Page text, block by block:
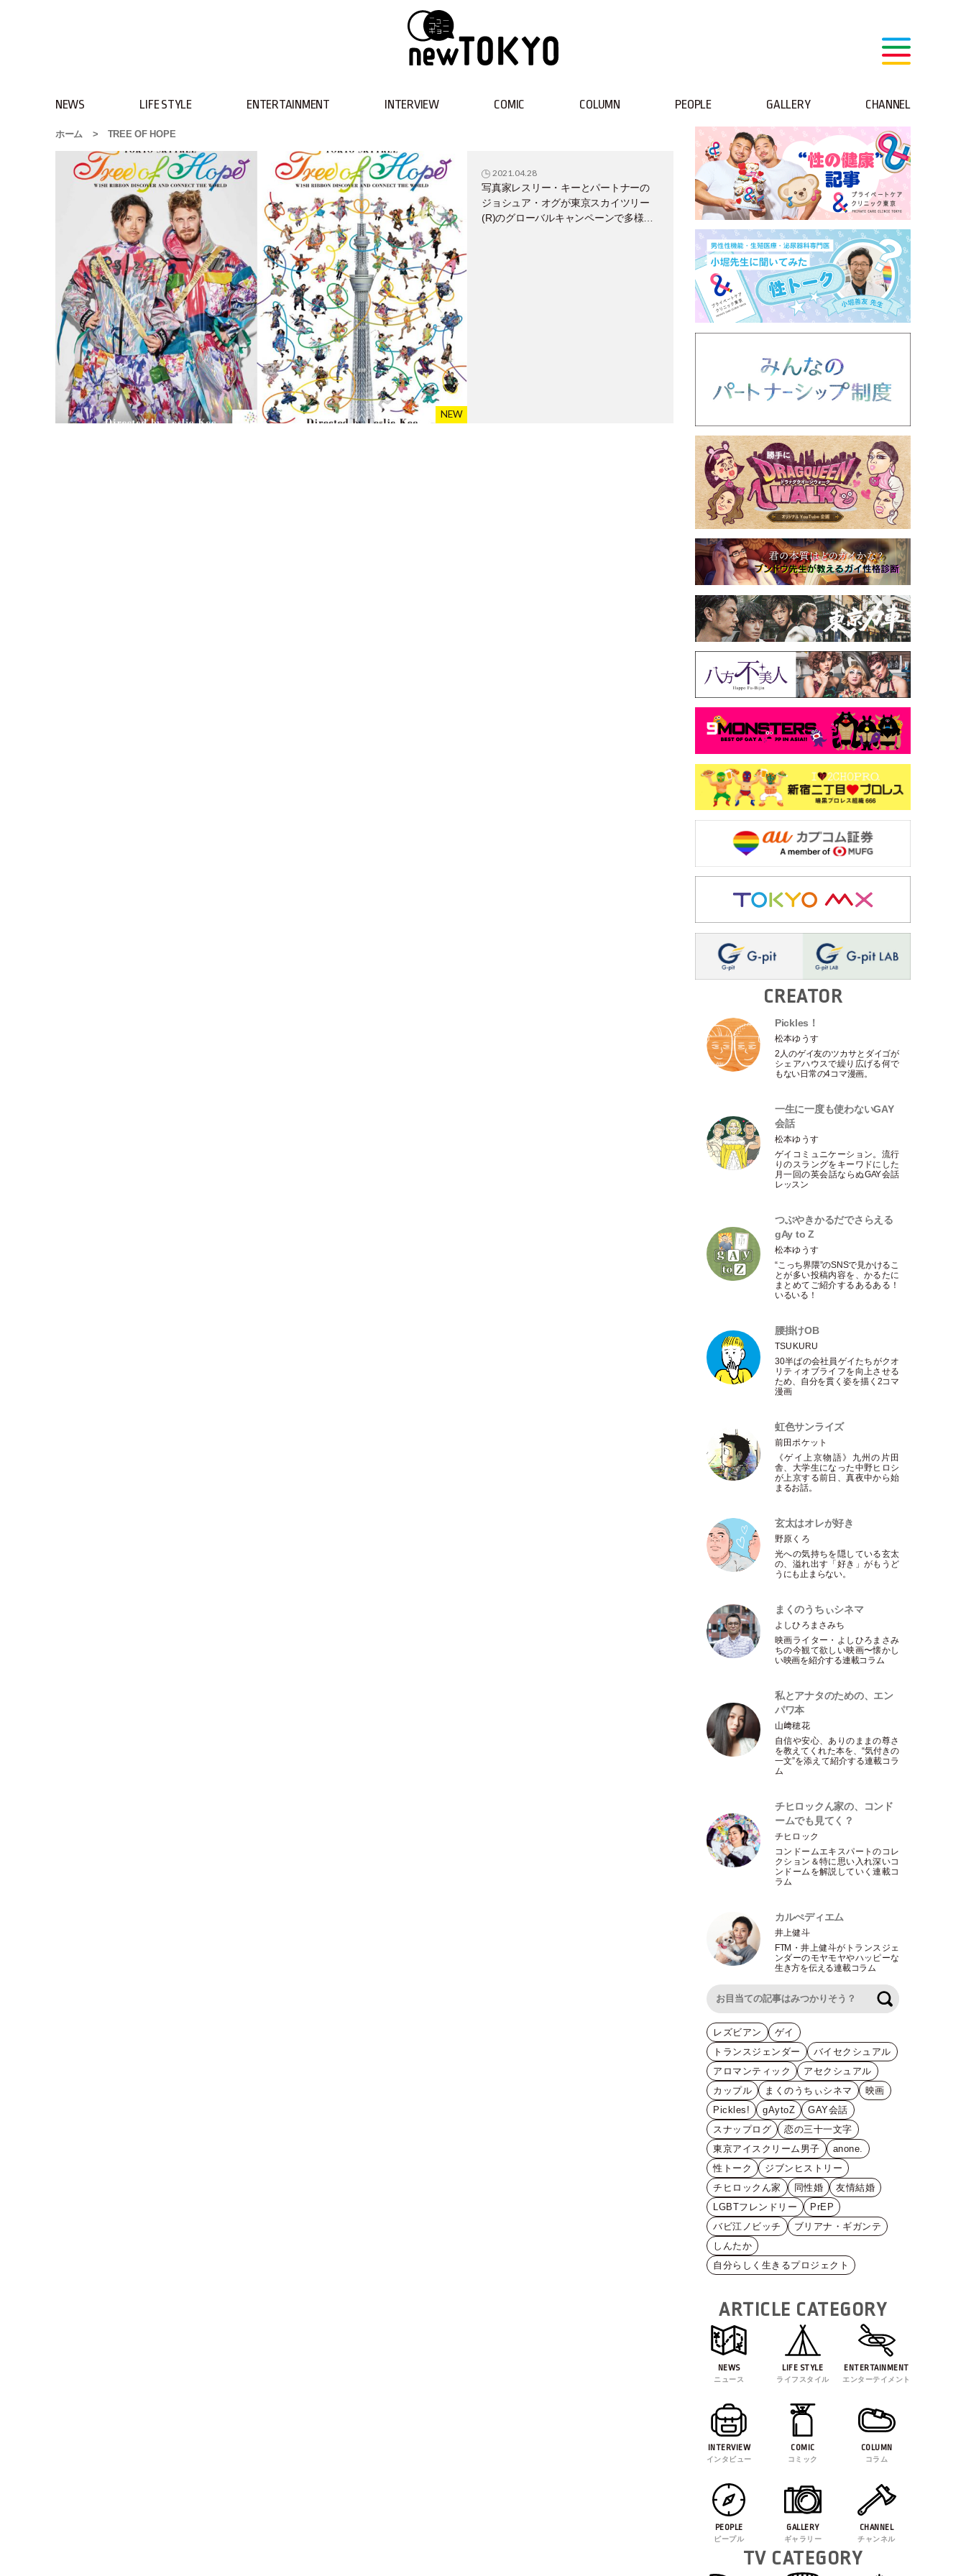
NEWS LIFE STYLE ENTERTAINMENT INTERVIEW COMIC COLUMN PEOPLE GALLERY CHANNEL
ホーム > TREE OF HOPE
2021.04.28
写真家レスリー・キーとパートナーの
ジョシュア・オグが東京スカイツリー
(R)のグローバルキャンペーンで多様性
CREATOR
Pickles！
松本ゆうす
2人のゲイ友のツカサとダイゴが
シェアハウスで繰り広げる何で
もない日常の4コマ漫画。
一生に一度も使わないGAY
会話
松本ゆうす
ゲイコミュニケーション。流行
りのスラングをキーワドにした
月一回の英会話ならぬGAY会話
レッスン
つぶやきかるだでさらえる
gAy to Z
松本ゆうす
“こっち界隈”のSNSで見かけるこ
とが多い投稿内容を、かるたに
まとめてご紹介するあるある！
いるいる！
腰掛けOB
TSUKURU
30半ばの会社員ゲイたちがクオ
リティオブライフを向上させる
ため、自分を貫く姿を描く2コマ
漫画
虹色サンライズ
前田ポケット
《ゲイ上京物語》九州の片田
舎、大学生になった中野ヒロシ
が上京する前日、真夜中から始
まるお話。
玄太はオレが好き
野原くろ
光への気持ちを隠している玄太
の、溢れ出す 「好き 」がもうど
うにも止まらない。
まくのうちぃシネマ
よしひろまさみち
映画ライター ・ よしひろまさみ
ちの今観て欲しい映画〜懐かし
い映画を紹介する連載コラム
私とアナタのための、エン
パワ本
山﨑穂花
自信や安心、ありのままの尊さ
を教えてくれた本を、“気付きの
一文”を添えて紹介する連載コラ
ム
チヒロックん家の、コンド
ームでも見てく？
チヒロック
コンドームエキスパートのコレ
クション＆特に思い入れ深いコ
ンドームを解説していく連載コ
ラム
カルぺディエム
井上健斗
FTM ・井上健斗がトランスジェ
ンダーのモヤモヤやハッピーな
生き方を伝える連載コラム
レズビアン
ゲイ
トランスジェンダー
バイセクシュアル
アロマンティック
アセクシュアル
カップル
まくのうちぃシネマ
映画
Pickles!
gAytoZ
GAY会話
スナップログ
恋の三十一文字
東京アイスクリーム男子
anone.
性トーク
ジブンヒストリー
チヒロックん家
同性婚
友情結婚
LGBTフレンドリー
PrEP
バビ江ノビッチ
ブリアナ・ギガンテ
しんたか
自分らしく生きるプロジェクト
ARTICLE CATEGORY
NEWS
ニュース
LIFE STYLE
ライフスタイル
ENTERTAINMENT
エンターテイメント
INTERVIEW
インタビュー
COMIC
コミック
COLUMN
コラム
PEOPLE
ピープル
GALLERY
ギャラリー
CHANNEL
チャンネル
TV CATEGORY